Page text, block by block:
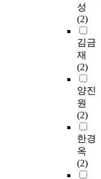
성
(2)
김금
재
(2)
양진
원
(2)
한경
옥
(2)